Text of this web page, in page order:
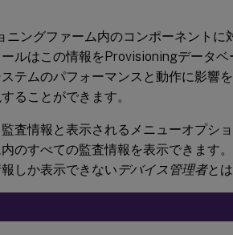
ングファーム内のコンポーネントに
ルはこの情報をProvisioningデータベ
テムのパフォーマンスと動作に影響
ることができます。
査情報と表示されるメニューオプシ
のすべての監査情報を表示できます
しか表示できないデバイス管理者と